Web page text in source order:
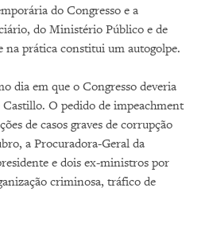
do Congresso e a
do Ministério Público e de
na prática constitui um autogolpe.
dia em que o Congresso deveria
O pedido de impeachment
de casos graves de corrupção
a Procuradora-Geral da
e dois ex-ministros por
criminosa, tráfico de